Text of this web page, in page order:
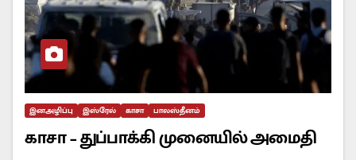
இனஅழிப்பு இஸ்ரேல் காசா பாலஸ்தீனம்
காசா – துப்பாக்கி முனையில் அமைதி